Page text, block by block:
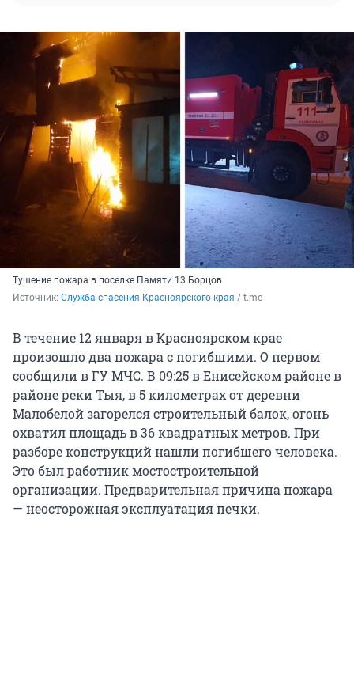
Тушение пожара в поселке Памяти 13 Борцов
Источник: Служба спасения Красноярского края / t.me
В течение 12 января в Красноярском крае
произошло два пожара с погибшими. О первом
сообщили в ГУ МЧС. В 09:25 в Енисейском районе в
районе реки Тыя, в 5 километрах от деревни
Малобелой загорелся строительный балок, огонь
охватил площадь в 36 квадратных метров. При
разборе конструкций нашли погибшего человека.
Это был работник мостостроительной
организации. Предварительная причина пожара
— неосторожная эксплуатация печки.